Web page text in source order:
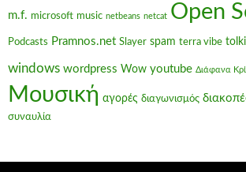
m.f. microsoft music netbeans netcat Open
Podcasts Pramnos.net Slayer spam terra vibe
windows wordpress Wow youtube Διάφανα
Μουσική αγορές διαγωνισμός
συναυλία